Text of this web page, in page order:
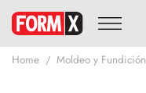
Home Moldeo y Fundición